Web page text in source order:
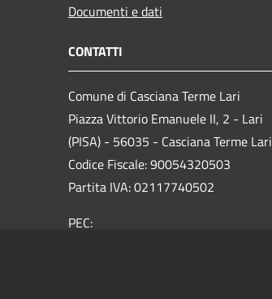
Documenti e dati
CONTATTI
Comune di Casciana Terme Lari
Piazza Vittorio Emanuele II, 2 - Lari
(PISA) - 56035 - Casciana Terme Lari
Codice Fiscale: 90054320503
Partita IVA: 02117740502
PEC: